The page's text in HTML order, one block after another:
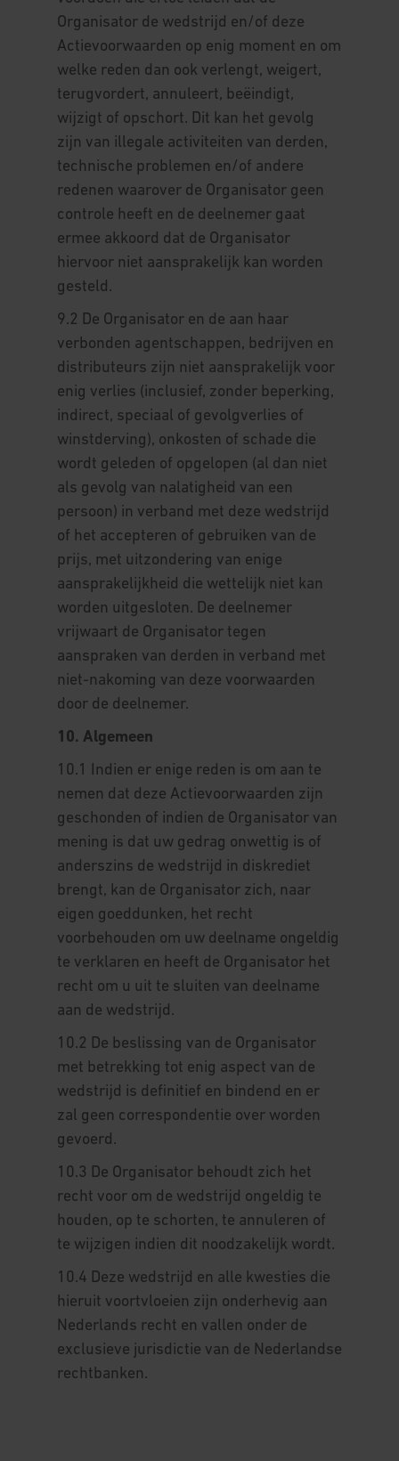
Organisator de wedstrijd en/of deze
Actievoorwaarden op enig moment en om
welke reden dan ook verlengt, weigert,
terugvordert, annuleert, beëindigt,
wijzigt of opschort. Dit kan het gevolg
zijn van illegale activiteiten van derden,
technische problemen en/of andere
redenen waarover de Organisator geen
controle heeft en de deelnemer gaat
ermee akkoord dat de Organisator
hiervoor niet aansprakelijk kan worden
gesteld.
9.2 De Organisator en de aan haar
verbonden agentschappen, bedrijven en
distributeurs zijn niet aansprakelijk voor
enig verlies (inclusief, zonder beperking,
indirect, speciaal of gevolgverlies of
winstderving), onkosten of schade die
wordt geleden of opgelopen (al dan niet
als gevolg van nalatigheid van een
persoon) in verband met deze wedstrijd
of het accepteren of gebruiken van de
prijs, met uitzondering van enige
aansprakelijkheid die wettelijk niet kan
worden uitgesloten. De deelnemer
vrijwaart de Organisator tegen
aanspraken van derden in verband met
niet-nakoming van deze voorwaarden
door de deelnemer.
10. Algemeen
10.1 Indien er enige reden is om aan te
nemen dat deze Actievoorwaarden zijn
geschonden of indien de Organisator van
mening is dat uw gedrag onwettig is of
anderszins de wedstrijd in diskrediet
brengt, kan de Organisator zich, naar
eigen goeddunken, het recht
voorbehouden om uw deelname ongeldig
te verklaren en heeft de Organisator het
recht om u uit te sluiten van deelname
aan de wedstrijd.
10.2 De beslissing van de Organisator
met betrekking tot enig aspect van de
wedstrijd is definitief en bindend en er
zal geen correspondentie over worden
gevoerd.
10.3 De Organisator behoudt zich het
recht voor om de wedstrijd ongeldig te
houden, op te schorten, te annuleren of
te wijzigen indien dit noodzakelijk wordt.
10.4 Deze wedstrijd en alle kwesties die
hieruit voortvloeien zijn onderhevig aan
Nederlands recht en vallen onder de
exclusieve jurisdictie van de Nederlandse
rechtbanken.